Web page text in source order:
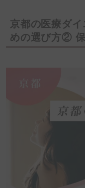
京都の医療ダ
めの選び方②